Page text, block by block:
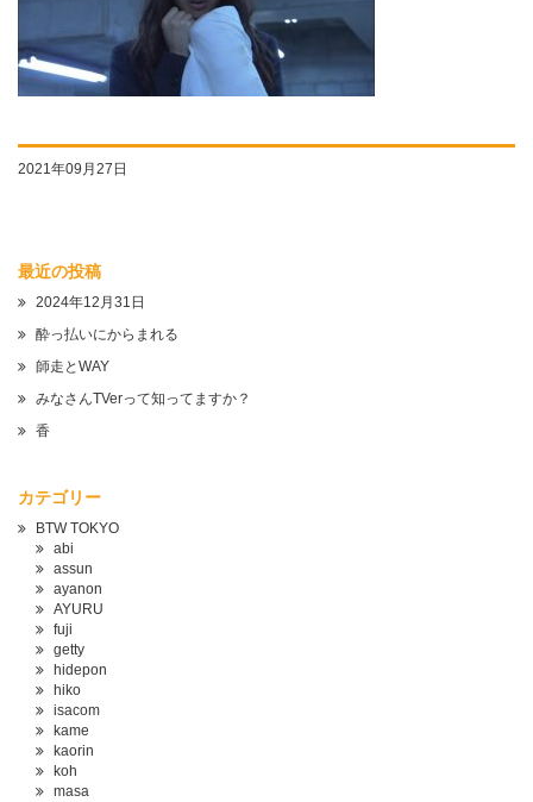
2021年09月27日
最近の投稿
2024年12月31日
酔っ払いにからまれる
師走とWAY
みなさんTVerって知ってますか？
香
カテゴリー
BTW TOKYO
abi
assun
ayanon
AYURU
fuji
getty
hidepon
hiko
isacom
kame
kaorin
koh
masa